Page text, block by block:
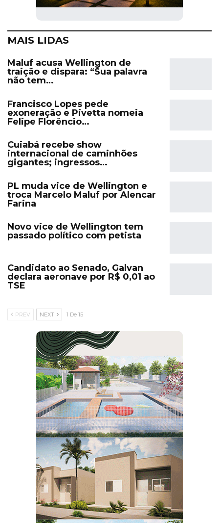
MAIS LIDAS
Maluf acusa Wellington de
traição e dispara: “Sua palavra
não tem…
Francisco Lopes pede
exoneração e Pivetta nomeia
Felipe Florêncio…
Cuiabá recebe show
internacional de caminhões
gigantes; ingressos…
PL muda vice de Wellington e
troca Marcelo Maluf por Alencar
Farina
Novo vice de Wellington tem
passado político com petista
Candidato ao Senado, Galvan
declara aeronave por R$ 0,01 ao
TSE
PREV NEXT 1 De 15